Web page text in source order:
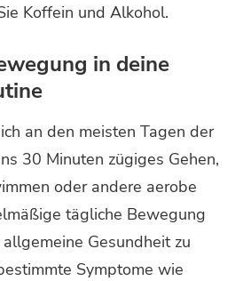
Koffein und Alkohol.
in deine
an den meisten Tagen der
30 Minuten zügiges Gehen,
oder andere aerobe
tägliche Bewegung
Gesundheit zu
Symptome wie